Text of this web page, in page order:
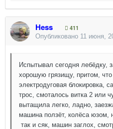
Hess
411
Опубликовано 11 июня,
Испытывал сегодня лебёдку,
хорошую грязищу, притом,
электродуговая блокировка,
трос, смоталось витка 2 или
вытащила легко, ладно,
машина ползёт, колёса юзом,
так и сяк, машин заглох,